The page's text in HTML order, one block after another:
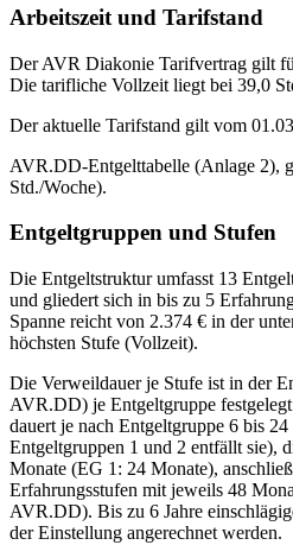
Arbeitszeit und Tarifstand
Der AVR Diakonie Tarifvertrag gilt
Die tarifliche Vollzeit liegt bei 39,0
Der aktuelle Tarifstand gilt vom
AVR.DD-Entgelttabelle (Anlage 2),
Std./Woche).
Entgeltgruppen und Stufen
Die Entgeltstruktur umfasst 13
und gliedert sich in bis zu 5
Spanne reicht von 2.374 € in der
höchsten Stufe (Vollzeit).
Die Verweildauer je Stufe ist in der
AVR.DD) je Entgeltgruppe
dauert je nach Entgeltgruppe 6 bis
Entgeltgruppen 1 und 2 entfällt sie),
Monate (EG 1: 24 Monate),
Erfahrungsstufen mit jeweils 48
AVR.DD). Bis zu 6 Jahre
der Einstellung angerechnet werden.